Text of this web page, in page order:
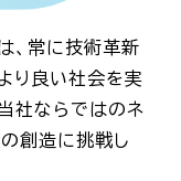
、常に技術革新
り良い社会を実
社ならではのネ
創造に挑戦し